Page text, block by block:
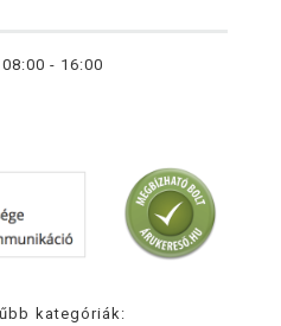
08:00 - 16:00
kategóriák: